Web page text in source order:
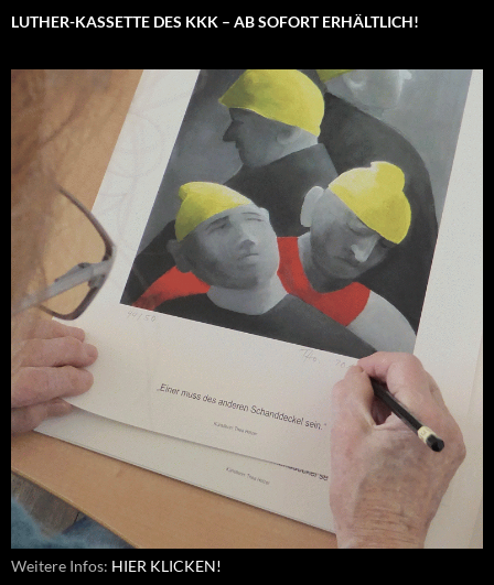
LUTHER-KASSETTE DES KKK – AB SOFORT ERHÄLTLICH!
Weitere Infos: HIER KLICKEN!